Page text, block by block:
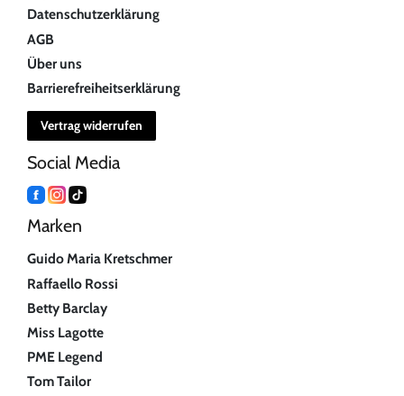
Datenschutzerklärung
AGB
Über uns
Barrierefreiheitserklärung
Vertrag widerrufen
Social Media
Marken
Guido Maria Kretschmer
Raffaello Rossi
Betty Barclay
Miss Lagotte
PME Legend
Tom Tailor